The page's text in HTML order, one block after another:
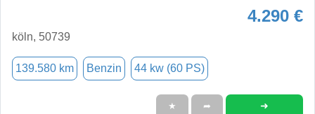
4.290 €
köln, 50739
139.580 km Benzin 44 kw (60 PS)
★ ➦ ➜